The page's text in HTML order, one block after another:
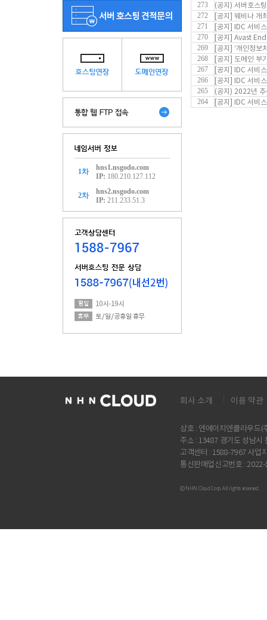
1차
hns1.nsgodo.com
IP: 180.210.127.112
2차
hns2.nsgodo.com
IP: 211.233.51.3
273 (공지) 서버호스
272 [공지] 웨비나 개
271 [공지] IDC 서비
270 [공지] Avast
269 [공지] ‘개인정보
268 [공지] 도메인 부
267 [공지] IDC 서비
266 [공지] IDC 서비
265 (공지) 2022년
264 [공지] IDC 서비
회사 소개 이용 약관
상호 : 엔에이치엔클라우드(
주소 : 13487 경기도 성남
고객센터 : 1588-7967 사업
통신판매업신고번호 :
ⓒ NHN Cloud Corp. All rights reserved.